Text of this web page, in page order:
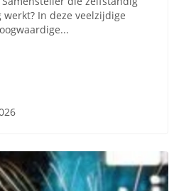
In deze veelzijdige